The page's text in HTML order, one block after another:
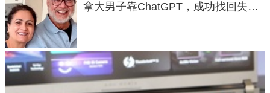
拿大男子靠ChatGPT，成功找回失散